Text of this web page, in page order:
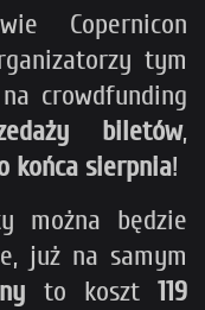
Copernicon
tym
crowdfunding
biletów,
końca sierpnia!
można będzie
już na samym
to koszt119